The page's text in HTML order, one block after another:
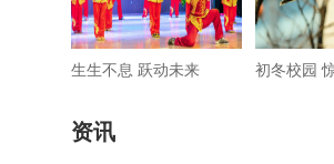
生生不息 跃动未来 初冬校园
资讯